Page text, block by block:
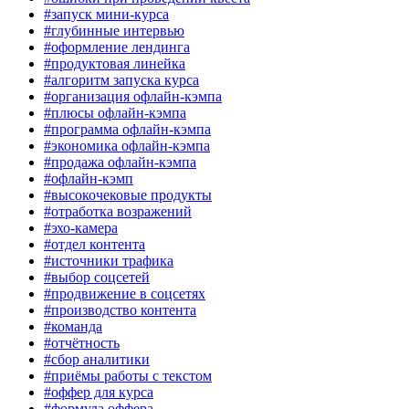
#запуск мини-курса
#глубинные интервью
#оформление лендинга
#продуктовая линейка
#алгоритм запуска курса
#организация офлайн-кэмпа
#плюсы офлайн-кэмпа
#программа офлайн-кэмпа
#экономика офлайн-кэмпа
#продажа офлайн-кэмпа
#офлайн-кэмп
#высокочековые продукты
#отработка возражений
#эхо-камера
#отдел контента
#источники трафика
#выбор соцсетей
#продвижение в соцсетях
#производство контента
#команда
#отчётность
#сбор аналитики
#приёмы работы с текстом
#оффер для курса